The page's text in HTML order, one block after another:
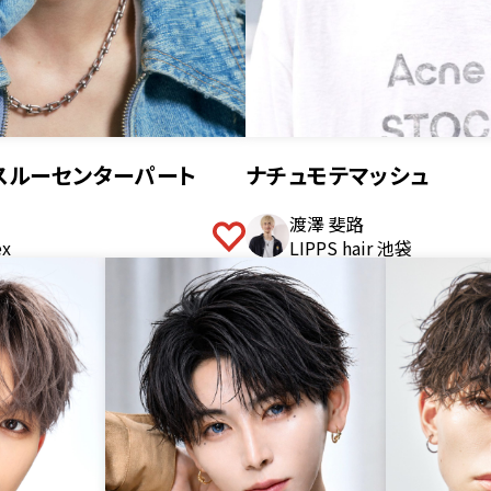
ーセンターパート ナチュモテマッシュ
渡澤 斐路
LIPPS hair 池袋